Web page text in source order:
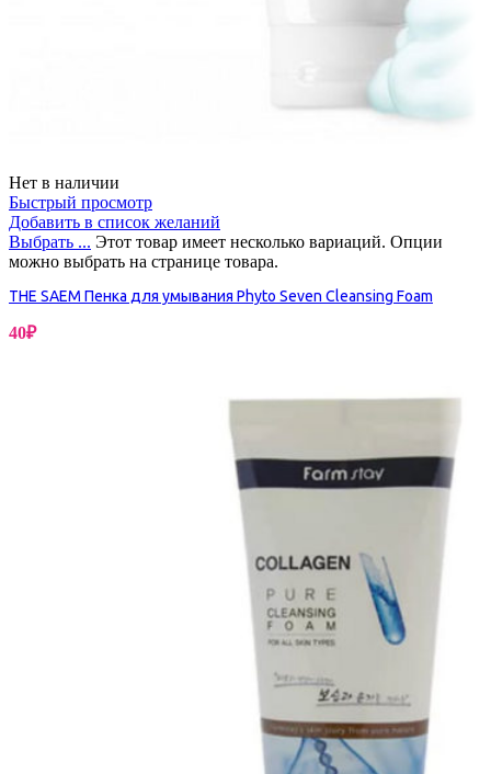
Нет в наличии
Быстрый просмотр
Добавить в список желаний
Выбрать ... Этот товар имеет несколько вариаций. Опции
можно выбрать на странице товара.
THE SAEM Пенка для умывания Phyto Seven Cleansing Foam
40₽